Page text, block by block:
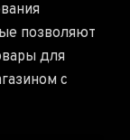
позволяют
для
с